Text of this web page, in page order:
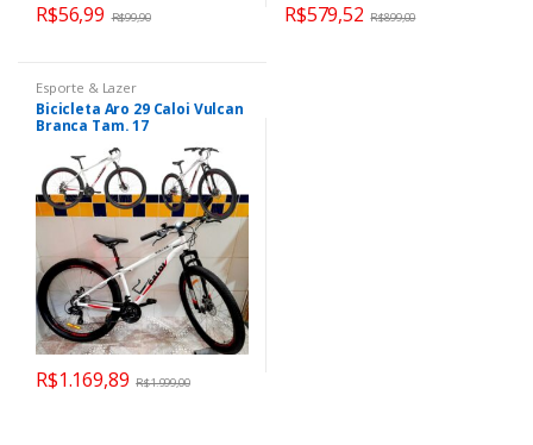
R$56,99 R$99,90 R$579,52 R$899,00
Esporte & Lazer
Bicicleta Aro 29 Caloi Vulcan
Branca Tam. 17
R$1.169,89 R$1.999,00